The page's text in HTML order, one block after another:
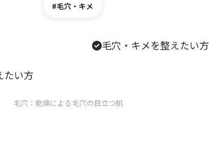
#毛穴・キメ
毛穴・キメを整えたい方
たい方
毛穴：乾燥による毛穴の目立つ肌